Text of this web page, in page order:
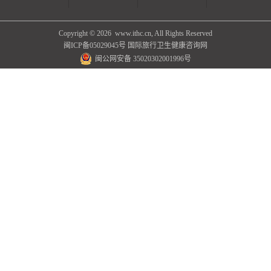
Copyright © 2026 www.ithc.cn, All Rights Reserved
闽ICP备05029045号 国际旅行卫生健康咨询网
闽公网安备 35020302001996号